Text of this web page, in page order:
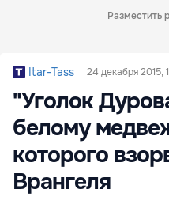
Разместить
Itar-Tass 24 декабря 2015,
"Уголок
белому
которого
Врангеля